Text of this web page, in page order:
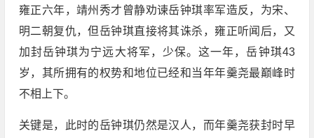
雍正六年，靖州秀才曾静劝谏岳钟琪率军造反，为宋、
明二朝复仇，但岳钟琪直接将其诛杀，雍正听闻后，又
加封岳钟琪为宁远大将军，少保。这一年，岳钟琪43
岁，其所拥有的权势和地位已经和当年年羹尧最巅峰时
不相上下。
关键是，此时的岳钟琪仍然是汉人，而年羹尧获封时早